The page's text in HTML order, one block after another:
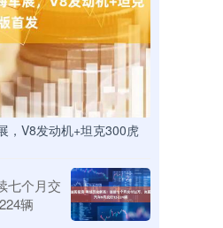
，V8发动机+坦克300虎
七个月交
辆